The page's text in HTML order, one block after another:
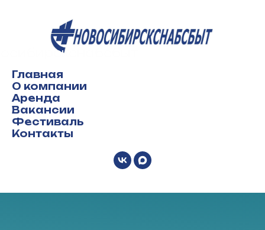
Главная
О компании
Аренда
Вакансии
Фестиваль
Контакты